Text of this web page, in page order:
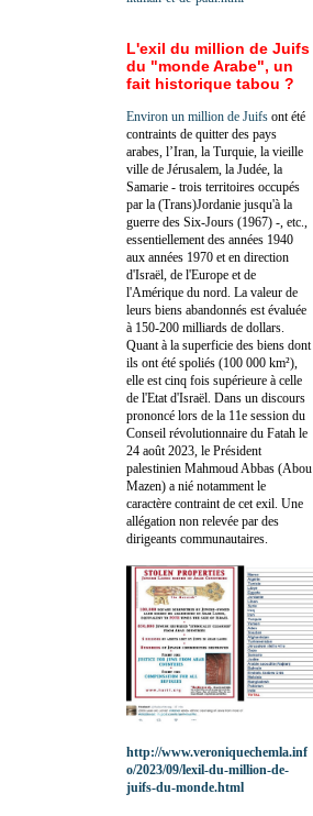
L'exil du million de Juifs
du "monde Arabe", un
fait historique tabou ?
Environ un million de Juifs ont été
contraints de quitter des pays
arabes, l’Iran, la Turquie, la vieille
ville de Jérusalem, la Judée, la
Samarie - trois territoires occupés
par la (Trans)Jordanie jusqu'à la
guerre des Six-Jours (1967) -, etc.,
essentiellement des années 1940
aux années 1970 et en direction
d'Israël, de l'Europe et de
l'Amérique du nord. La valeur de
leurs biens abandonnés est évaluée
à 150-200 milliards de dollars.
Quant à la superficie des biens dont
ils ont été spoliés (100 000 km²),
elle est cinq fois supérieure à celle
de l'Etat d'Israël. Dans un discours
prononcé lors de la 11e session du
Conseil révolutionnaire du Fatah le
24 août 2023, le Président
palestinien Mahmoud Abbas (Abou
Mazen) a nié notamment le
caractère contraint de cet exil. Une
allégation non relevée par des
dirigeants communautaires.
http://www.veroniquechemla.inf
o/2023/09/lexil-du-million-de-
juifs-du-monde.html